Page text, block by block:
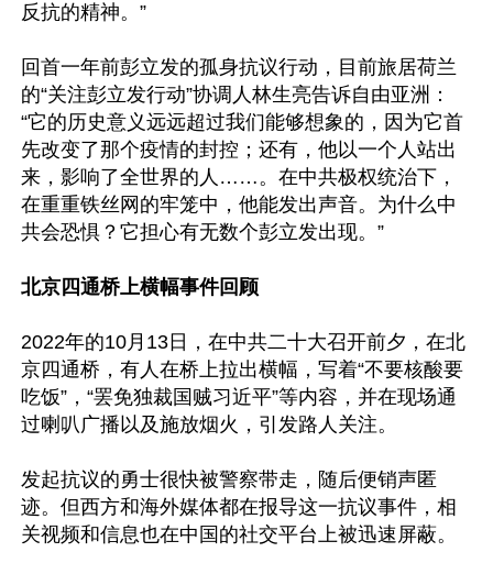
反抗的精神。”
回首一年前彭立发的孤身抗议行动，目前旅居荷兰
的“关注彭立发行动”协调人林生亮告诉自由亚洲：
“它的历史意义远远超过我们能够想象的，因为它首
先改变了那个疫情的封控；还有，他以一个人站出
来，影响了全世界的人……。在中共极权统治下，
在重重铁丝网的牢笼中，他能发出声音。为什么中
共会恐惧？它担心有无数个彭立发出现。”
北京四通桥上横幅事件回顾
2022年的10月13日，在中共二十大召开前夕，在北
京四通桥，有人在桥上拉出横幅，写着“不要核酸要
吃饭”，“罢免独裁国贼习近平”等内容，并在现场通
过喇叭广播以及施放烟火，引发路人关注。
发起抗议的勇士很快被警察带走，随后便销声匿
迹。但西方和海外媒体都在报导这一抗议事件，相
关视频和信息也在中国的社交平台上被迅速屏蔽。